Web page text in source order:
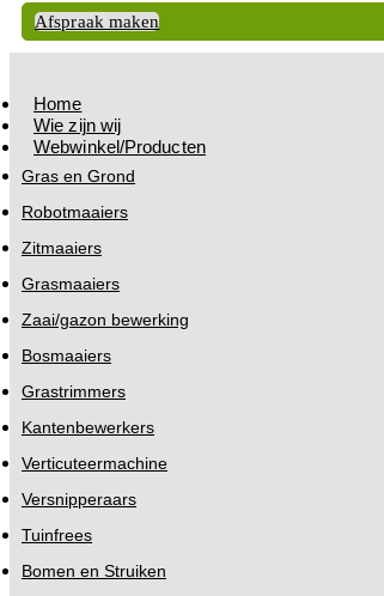
Afspraak maken
Home
Wie zijn wij
Webwinkel/Producten
Gras en Grond
Robotmaaiers
Zitmaaiers
Grasmaaiers
Zaai/gazon bewerking
Bosmaaiers
Grastrimmers
Kantenbewerkers
Verticuteermachine
Versnipperaars
Tuinfrees
Bomen en Struiken